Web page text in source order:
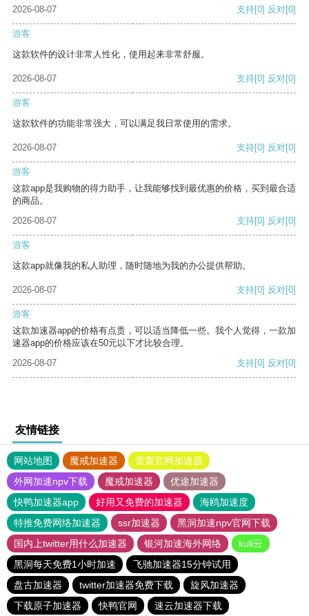
2026-08-07 支持[0] 反对[0]
游客
这款软件的设计非常人性化，使用起来非常舒服。
2026-08-07 支持[0] 反对[0]
游客
这款软件的功能非常强大，可以满足我日常使用的需求。
2026-08-07 支持[0] 反对[0]
游客
这款app是我购物的得力助手，让我能够找到最优惠的价格，买到最合适
的商品。
2026-08-07
支持[0] 反对[0]
游客
这款app就像我的私人助理，随时随地为我的办公提供帮助。
2026-08-07 支持[0] 反对[0]
游客
这款加速器app的价格有点贵，可以适当降低一些。我个人觉得，一款加
速器app的价格应该在50元以下才比较合理。
2026-08-07
支持[0] 反对[0]
友情链接
网站地图 魔戒加速器
雷轰官网加速器
外网加速npv下载
魔戒加速器
优途加速器
快鸭加速器app
好用又免费的加速器
海鸥加速度
特推免费网络加速器
ssr加速器
黑洞加速npv官网下载
国内上twitter用什么加速器
银河加速海外网络
kuli云
黑洞每天免费1小时加速
飞驰加速器15分钟试用
盘古加速器
twitter加速器免费下载
旋风加速器
下载原子加速器
快鸭官网 速云加速器下载